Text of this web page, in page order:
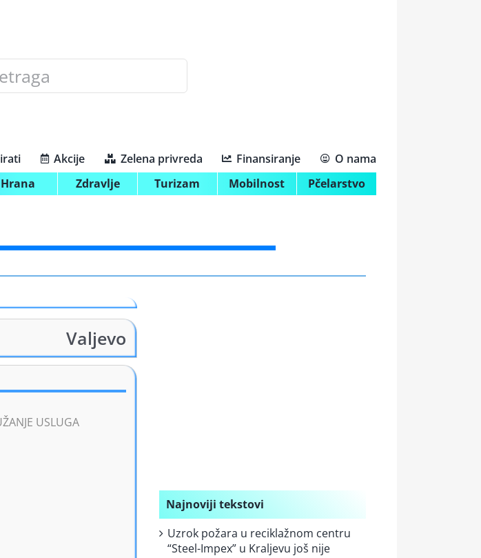
Hrana Zdravlje Turizam Mobilnost Pčelarstvo
Akcije Zelena privreda Finansiranje O nama
Valjevo
USLUGA
Najnoviji tekstovi
Uzrok požara u reciklažnom centru
“Steel-Impex” u Kraljevu još nije